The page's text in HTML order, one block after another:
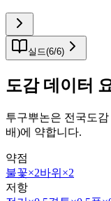
실드(6/6)
도감 데이터
투구뿌논은 전국도
배)에 약합니다.
약점
불꽃×2바위 ×2
저항